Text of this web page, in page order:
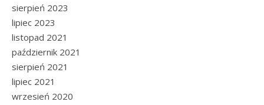
sierpień 2023
lipiec 2023
listopad 2021
październik 2021
sierpień 2021
lipiec 2021
wrzesień 2020